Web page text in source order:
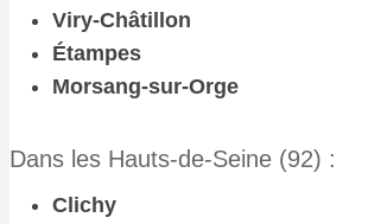
Viry-Châtillon
Étampes
Morsang-sur-Orge
Dans les Hauts-de-Seine (92) :
Clichy